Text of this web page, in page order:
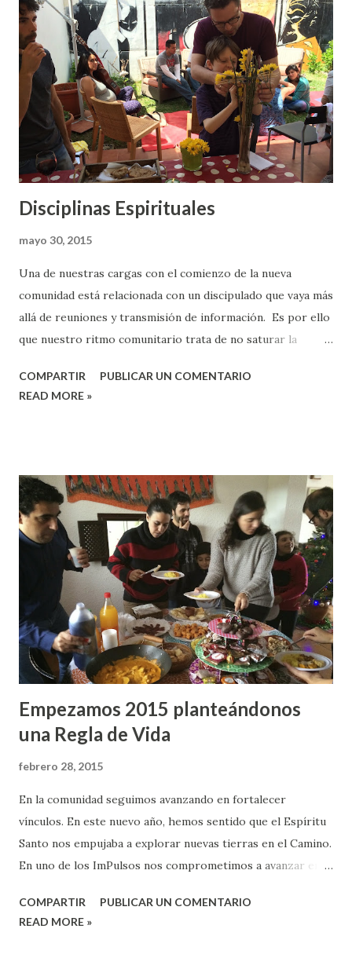
este aspecto de la vida del Maestro en nuestra comunidad. -
La Tradición de Santidad : Nos invita a una vida coherente e
íntegra, partiendo de que Jesús hizo lo que en cada
momento había que hacer. Prácticas como la rendición de
cuentas han sido frecuentes en los movimientos que han
tratado de manifestar este aspecto de la vida de Jesús. En
nuestra comunidad los G...
Disciplinas Espirituales
mayo 30, 2015
Una de nuestras cargas con el comienzo de la nueva
comunidad está relacionada con un discipulado que vaya más
allá de reuniones y transmisión de información. Es por ello
que nuestro ritmo comunitario trata de no saturar la
material que nos adentra en las disciplinas espirituales a
encontramos la búsqueda de algún aspecto de Jesús que
por alguna razón ha dejado de brillar en el pueblo de Dios a
lo largo de la historia, y a la vez, también encontramos
excesos que debemos evitar. El fin es claro: parecernos más
a Jesús en la oración, en su vida de piedad, en su poder y
guía del Espíritu, en su misericordia por los necesitados, en
su proclamación de las Buenas Nuevas y en la integración
de la fe en la vid...
COMPARTIR
PUBLICAR UN COMENTARIO
READ MORE »
Empezamos 2015 planteándonos
una Regla de Vida
febrero 28, 2015
En la comunidad seguimos avanzando en fortalecer
vínculos. En este nuevo año, hemos sentido que el Espíritu
Santo nos empujaba a explorar nuevas tierras en el Camino.
En uno de los ImPulsos nos comprometimos a avanzar en el
educativo/discipulado basado solo en transmisión de
COMPARTIR
PUBLICAR UN COMENTARIO
READ MORE »